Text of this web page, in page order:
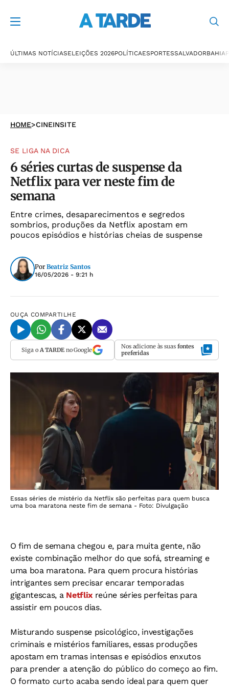
ÚLTIMAS NOTÍCIASELEIÇÕES 2026POLÍTICAESPORTESSALVADORBAHIA
HOME>CINEINSITE
SE LIGA NA DICA
6 séries curtas de suspense da
Netflix para ver neste fim de
semana
Entre crimes, desaparecimentos e segredos
sombrios, produções da Netflix apostam em
poucos episódios e histórias cheias de suspense
Por Beatriz Santos
16/05/2026 - 9:21 h
OUÇA COMPARTILHE
Siga o A TARDEno Google Nos adicione às suas fontes
preferidas
Essas séries de mistério da Netflix são perfeitas para quem busca
uma boa maratona neste fim de semana - Foto: Divulgação
O fim de semana chegou e, para muita gente, não
existe combinação melhor do que sofá, streaming e
uma boa maratona. Para quem procura histórias
intrigantes sem precisar encarar temporadas
gigantescas, a Netflixreúne séries perfeitas para
assistir em poucos dias.
Misturando suspense psicológico, investigações
criminais e mistérios familiares, essas produções
apostam em tramas intensas e episódios enxutos
para prender a atenção do público do começo ao fim.
O formato curto acaba sendo ideal para quem quer